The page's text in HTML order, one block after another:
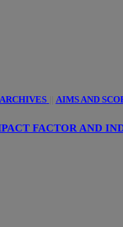
ARCHIVES AIMS AND
FACTOR AND